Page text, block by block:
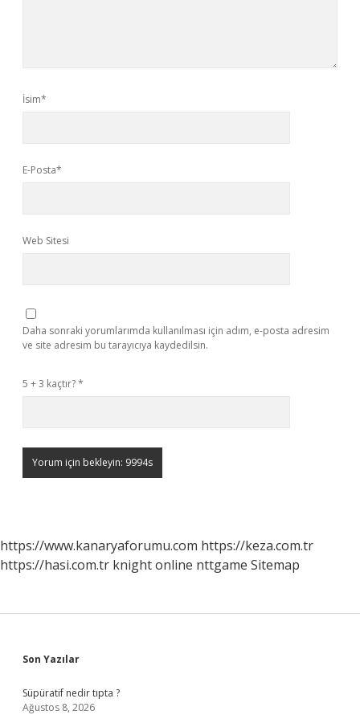
İsim*
E-Posta*
Web Sitesi
Daha sonraki yorumlarımda kullanılması için adım, e-posta adresim
ve site adresim bu tarayıcıya kaydedilsin.
5 + 3 kaçtır?*
https://www.kanaryaforumu.com https://keza.com.tr
https://hasi.com.tr knight online nttgame Sitemap
Sidebar
Son Yazılar
Süpüratif nedir tıpta ?
Ağustos 8, 2026